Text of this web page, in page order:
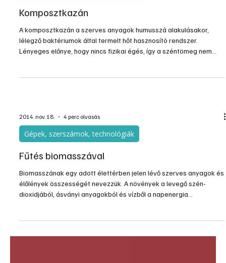
Komposztkazán
A komposztkazán a szerves anyagok humusszá alakulásakor,
lélegző baktériumok által termelt hőt hasznosító rendszer.
Lényeges előnye, hogy nincs fizikai égés, így a széntömeg nem
2014. nov. 18. 4 perc olvasás
Gépek, szerszámok, technológiák
Fűtés biomasszával
Biomasszának egy adott élettérben jelen lévő szerves anyagok és
élőlények összességét nevezzük. A növények a levegő szén-
dioxidjából, ásványi anyagokból és vízből a napenergia